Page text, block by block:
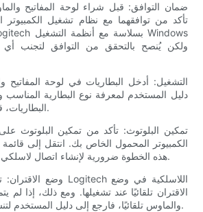
دليل المستخدم لمعرفة نوع البطارية
البطاريات، قم بتشغيل كلا الجهازين.
الكمبيوتر المحمول الخاص بك. انتقل إلى قائمة
بين اتصال Bluetooth. هذه الخطوة ضرورية لإنشاء اتصال لاسلكي.
الاقتران تلقائيًا عند تشغيلها. ومع ذلك، إذا لم
والماوس تلقائيًا، فارجع إلى دليل المستخدم لتنشيط وضع الإقران يدويًا.